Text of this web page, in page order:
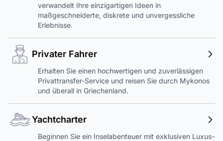
verwandelt Ihre einzigartigen Ideen in
maßgeschneiderte, diskrete und unvergessliche
Erlebnisse.
Privater Fahrer
Erhalten Sie einen hochwertigen und zuverlässigen
Privattransfer-Service und reisen Sie durch Mykonos
und überall in Griechenland.
Yachtcharter
Beginnen Sie ein Inselabenteuer mit exklusiven Luxus-